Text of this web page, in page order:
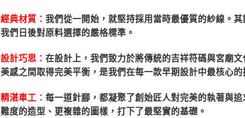
經典材質： 我們從一開始，就堅持採用當時最優質的紗線。
我們日後對原料選擇的嚴格標準。
設計巧思： 在設計上，我們致力於將傳統的吉祥符碼與宮廟
美感之間取得完美平衡，是我們在每一款早期設計中最核心的
精湛車工： 每一道針腳，都凝聚了創始匠人對完美的執著與
難度的造型、更複雜的圖樣，打下了最堅實的基礎。